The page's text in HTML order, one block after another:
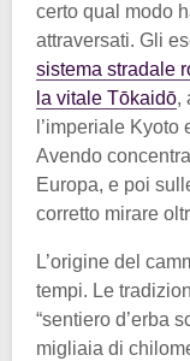
certo qual modo
attraversati. Gli
sistema stradale
la vitale Tōkaidō,
l’imperiale
Avendo
Europa, e poi
corretto mirare
L’origine del
tempi. Le
“sentiero d’erba
migliaia di